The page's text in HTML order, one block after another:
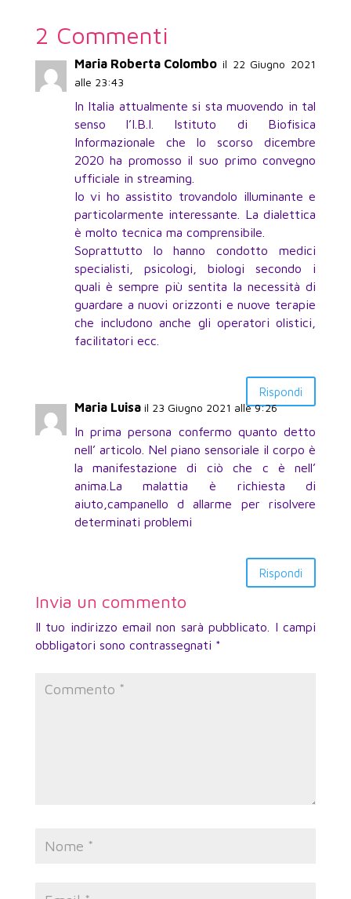
2 Commenti
Maria Roberta Colombo il 22 Giugno 2021
alle 23:43
In Italia attualmente si sta muovendo in tal
senso l’I.B.I. Istituto di Biofisica
Informazionale che lo scorso dicembre
2020 ha promosso il suo primo convegno
ufficiale in streaming.
Io vi ho assistito trovandolo illuminante e
particolarmente interessante. La dialettica
è molto tecnica ma comprensibile.
Soprattutto lo hanno condotto medici
specialisti, psicologi, biologi secondo i
quali è sempre più sentita la necessità di
guardare a nuovi orizzonti e nuove terapie
che includono anche gli operatori olistici,
facilitatori ecc.
Rispondi
Maria Luisa il 23 Giugno 2021 alle 9:26
In prima persona confermo quanto detto
nell’ articolo. Nel piano sensoriale il corpo è
la manifestazione di ciò che c è nell’
anima.La malattia è richiesta di
aiuto,campanello d allarme per risolvere
determinati problemi
Rispondi
Invia un commento
Il tuo indirizzo email non sarà pubblicato.
I campi
obbligatori sono contrassegnati *